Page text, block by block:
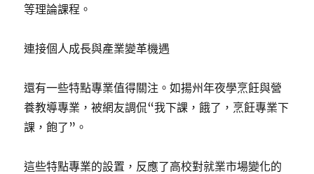
等理論課程。
連接個人成長與產業變革機遇
還有一些特點專業值得關注。如揚州年夜學烹飪與營
養教導專業，被網友調侃“我下課，餓了，烹飪專業下
課，飽了”。
這些特點專業的設置，反應了高校對就業市場變化的